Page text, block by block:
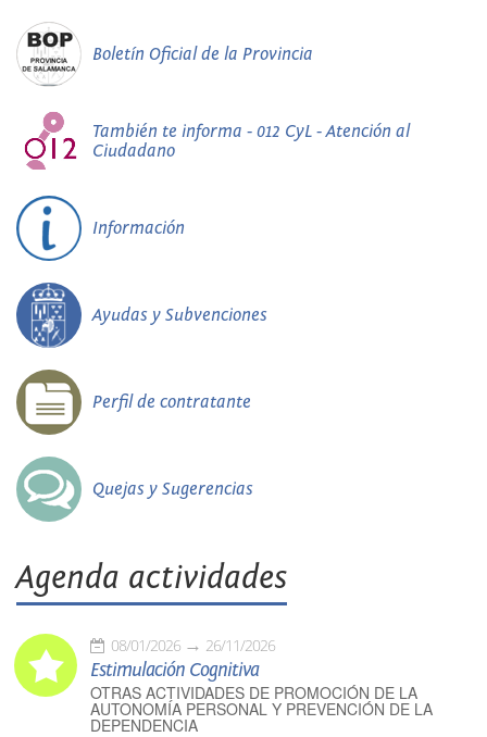
Boletín Oficial de la Provincia
También te informa - 012 CyL - Atención al
Ciudadano
Información
Ayudas y Subvenciones
Perfil de contratante
Quejas y Sugerencias
Agenda actividades
08/01/2026 26/11/2026
Estimulación Cognitiva
OTRAS ACTIVIDADES DE PROMOCIÓN DE LA
AUTONOMÍA PERSONAL Y PREVENCIÓN DE LA
DEPENDENCIA